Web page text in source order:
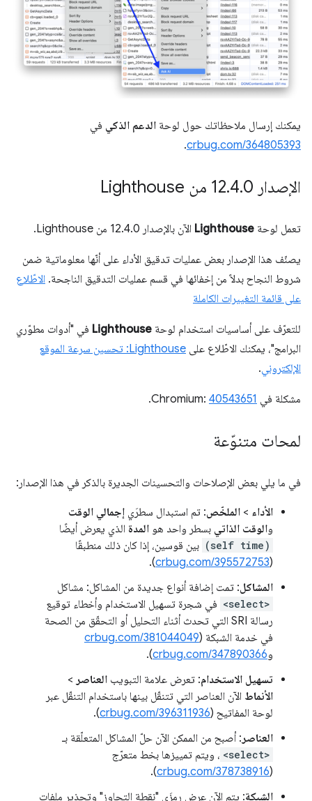
يمكنك إرسال ملاحظاتك حول لوحة الدعم الذكي في
crbug.com/364805393
.
الإصدار 12 .4.0 من Lighthouse
تعمل لوحة Lighthouse الآن بالإصدار 12.4.0 من Lighthouse.
يصنّف هذا الإصدار بعض عمليات تدقيق الأداء على أنّها معلوماتية ضمن
شروط النجاح بدلاً من إخفائها في قسم عمليات التدقيق الناجحة. الاطّلاع
على قائمة التغييرات الكاملة
للتعرّف على أساسيات استخدام لوحة Lighthouse في "أدوات مطوّري
البرامج"، يمكنك الاطّلاع على
Lighthouse: تحسين سرعة الموقع
الإلكتروني.
مشكلة في Chromium: 40543651
.
لمحات متنوّعة
في ما يلي بعض الإصلاحات والتحسينات الجديرة بالذكر في هذا الإصدار:
الأداء > الملخّص: تم استبدال سطرَي إجمالي الوقت
والوقت الذاتي بسطر واحد هو المدة الذي يعرض أيضًا
(self time) بين قوسين، إذا كان ذلك منطبقًا
(
crbug.com/395572753
).
المشاكل: تمت إضافة أنواع جديدة من المشاكل: مشاكل
<select> في شجرة تسهيل الاستخدام وأخطاء توقيع
رسالة SRI التي تحدث أثناء التحليل أو التحقّق من الصحة
في خدمة الشبكة (crbug.com/381044049
وcrbug.com/347890366
).
تسهيل الاستخدام: تعرض علامة التبويب العناصر >
الأنماط الآن العناصر التي تتنقّل بينها باستخدام التنقّل عبر
لوحة المفاتيح (crbug.com/396311936
).
العناصر : أصبح من الممكن الآن حلّ المشاكل المتعلّقة بـ
<select> ، ويتم تمييزها بخط متعرّج
(
crbug.com/378738916
).
الشبكة: يتم الآن عرض رمزَي "نقطة التجاوز" وتحذير ملفات